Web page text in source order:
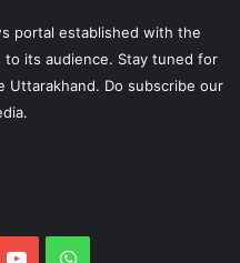
portal established with the
its audience. Stay tuned for
Do subscribe our
YouTubeWhatsApp